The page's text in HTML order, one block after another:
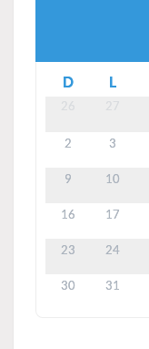
D L
2 3
9 10
16 17
23 24
30 31